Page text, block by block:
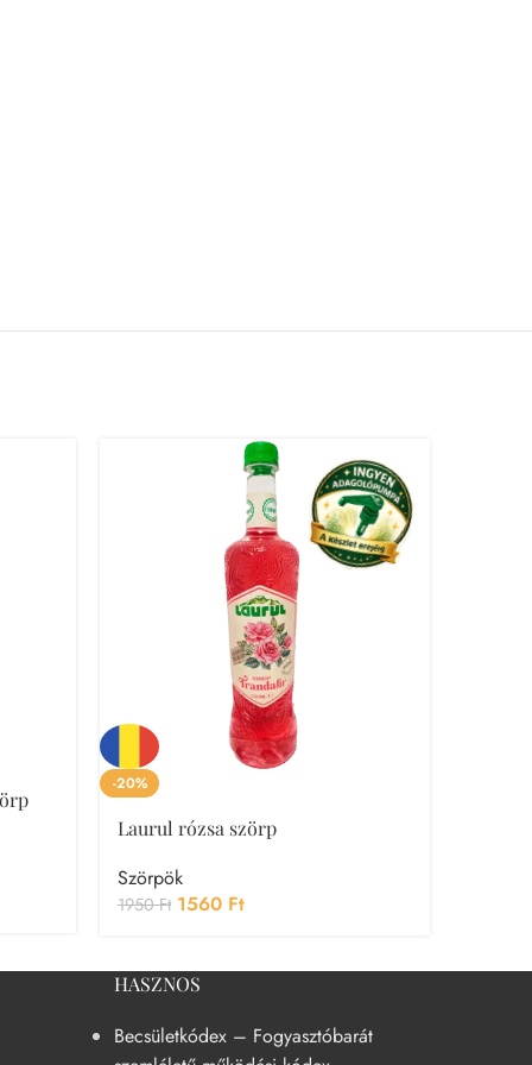
-20%
Laurul rózsa szörp
Szörpök
1950Ft 1560 Ft
HASZNOS
Becsületkódex – Fogyasztóbarát